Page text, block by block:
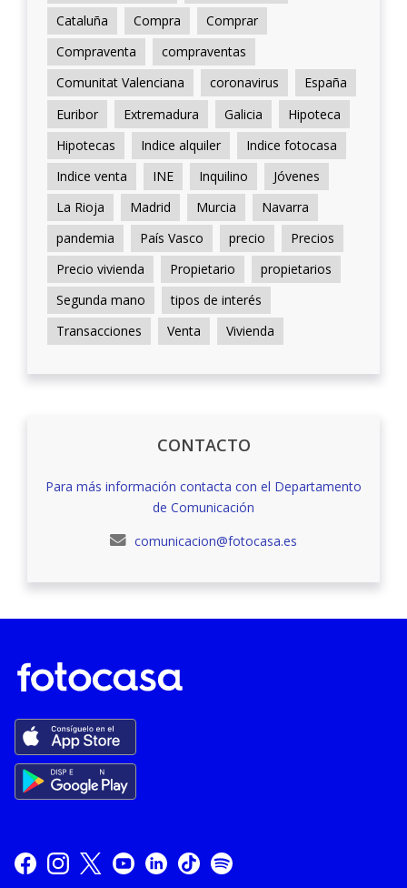
Cataluña
Compra
Comprar
Compraventa
compraventas
Comunitat Valenciana
coronavirus
España
Euribor
Extremadura Galicia
Hipoteca
Hipotecas
Indice alquiler
Indice fotocasa
Indice venta
INE Inquilino
Jóvenes
La Rioja
Madrid Murcia
Navarra
pandemia
País Vasco precio
Precios
Precio vivienda
Propietario
propietarios
Segunda mano
tipos de interés
Transacciones
Venta Vivienda
CONTACTO
Para más información contacta con el Departamento
de Comunicación
comunicacion@fotocasa.es